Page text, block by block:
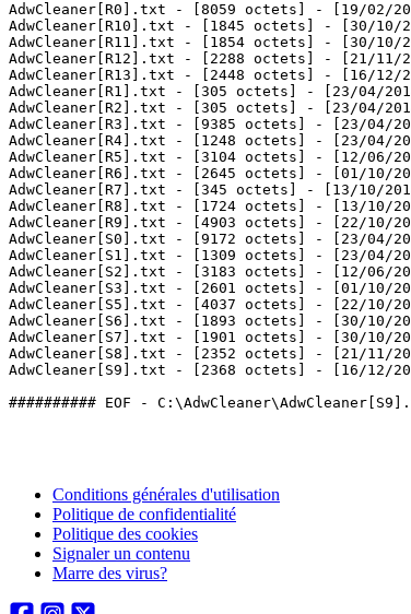
AdwCleaner[R0].txt - [8059 octets] - [19/02/
AdwCleaner[R10].txt - [1845 octets] - [30/10/
AdwCleaner[R11].txt - [1854 octets] - [30/10/
AdwCleaner[R12].txt - [2288 octets] - [21/11/
AdwCleaner[R13].txt - [2448 octets] - [16/12/
AdwCleaner[R1].txt - [305 octets] - [23/04/
AdwCleaner[R2].txt - [305 octets] - [23/04/
AdwCleaner[R3].txt - [9385 octets] - [23/04/
AdwCleaner[R4].txt - [1248 octets] - [23/04/
AdwCleaner[R5].txt - [3104 octets] - [12/06/
AdwCleaner[R6].txt - [2645 octets] - [01/10/
AdwCleaner[R7].txt - [345 octets] - [13/10/
AdwCleaner[R8].txt - [1724 octets] - [13/10/
AdwCleaner[R9].txt - [4903 octets] - [22/10/
AdwCleaner[S0].txt - [9172 octets] - [23/04/
AdwCleaner[S1].txt - [1309 octets] - [23/04/
AdwCleaner[S2].txt - [3183 octets] - [12/06/
AdwCleaner[S3].txt - [2601 octets] - [01/10/
AdwCleaner[S5].txt - [4037 octets] - [22/10/
AdwCleaner[S6].txt - [1893 octets] - [30/10/
AdwCleaner[S7].txt - [1901 octets] - [30/10/
AdwCleaner[S8].txt - [2352 octets] - [21/11/
AdwCleaner[S9].txt - [2368 octets] - [16/12/
Conditions générales d'utilisation
Politique de confidentialité
Politique des cookies
Signaler un contenu
Marre des virus?